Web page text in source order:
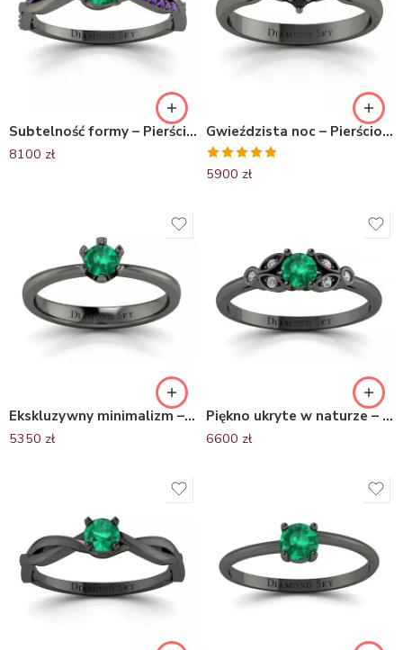
Subtelność formy – Pierścionek Diamond Sky, czarne złoto, szmaragd, ametysty
8100 zł
Gwieździsta noc – Pierścionek z czarnego złota z szmaragdem i czarnymi diamentami
Oceniono
5900 zł
Ekskluzywny minimalizm – Pierścionek zaręczynowy z czarnego złota ze szmaragdem
5350 zł
Piękno ukryte w naturze – Pierścionek zaręczynowy z czarnego złota ze szmaragdem i brylantami
6600 zł